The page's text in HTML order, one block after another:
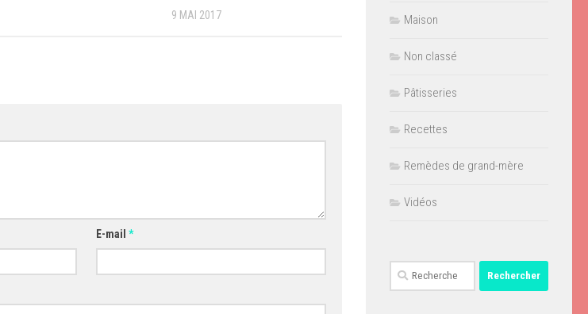
9 MAI 2017
E-mail*
Maison
Non classé
Pâtisseries
Recettes
Remèdes de grand-mère
Vidéos
Rechercher :